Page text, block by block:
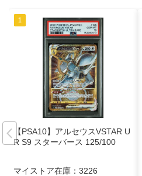
【PSA10】アルセウスVSTAR U
R S9 スターバース 125/100
マイストア在庫： 3226